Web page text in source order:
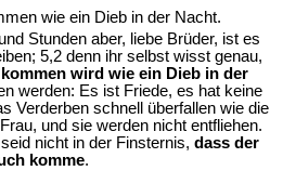
wie ein Dieb in der Nacht.
Stunden aber, liebe Brüder, ist es
5,2 denn ihr selbst wisst genau,
wird wie ein Dieb in der
werden: Es ist Friede, es hat keine
Verderben schnell überfallen wie die
und sie werden nicht entfliehen.
nicht in der Finsternis, dass der
komme.